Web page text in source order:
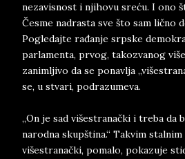
nezavisnost i njihovu sreću. I ono
Česme nadrasta sve što sam lično
Pogledajte rađanje srpske
parlamenta, prvog, takozvanog
zanimljivo da se ponavlja
se, u stvari, podrazumeva.
„On je sad višestranački i treba da
narodna skupština.“ Takvim
višestranački, pomalo, pokazuje